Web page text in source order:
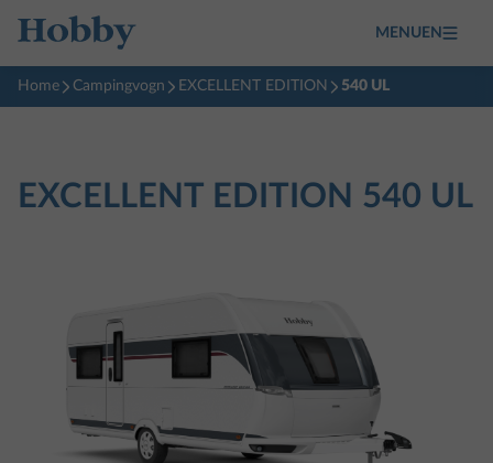
MENUEN
Home Campingvogn EXCELLENT EDITION 540 UL
EXCELLENT EDITION 540 UL